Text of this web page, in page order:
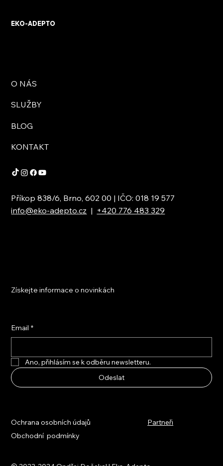
EKO-ADEPTO
O NÁS
SLUŽBY
BLOG
KONTAKT
Příkop 838/6, Brno, 602 00 | IČO: 018 19 577
info@eko-adepto.cz | +420 776 483 329
Získejte informace o novinkách
Email *
Ano, přihlásím se k odběru newsletteru.
Odeslat
Ochrana osobních údajů
Obchodní podmínky
Partneři